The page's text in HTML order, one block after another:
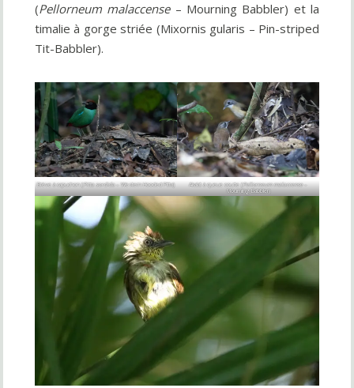
(Pellorneum malaccense– Mourning Babbler) et la
timalie à gorge striée (Mixornis gularis – Pin-striped
Tit-Babbler).
Brève à capuchon (Pitta sordida– Western Hooded Pitta) Akalat à queue courte (Pellorneum malaccense–
Mourning Babbler)